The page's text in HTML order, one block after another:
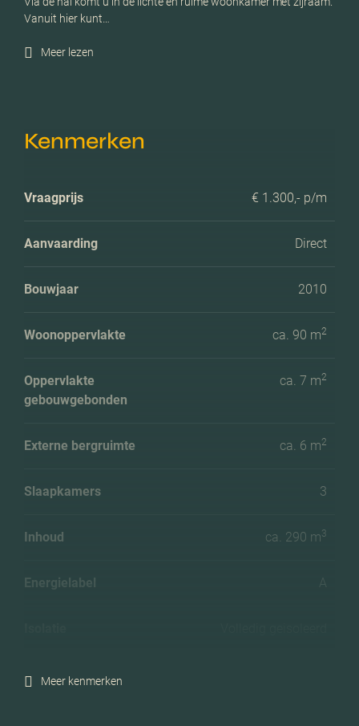
Vanuit hier kunt…
Meer lezen
Kenmerken
Vraagprijs € 1.300,- p/m
Aanvaarding Direct
Bouwjaar 2010
Woonoppervlakte ca. 90 m2
Oppervlakte
gebouwgebonden
ca. 7 m2
Externe bergruimte ca. 6 m2
Slaapkamers 3
Inhoud ca. 290 m3
Energielabel A
Verwarming
Meer kenmerken